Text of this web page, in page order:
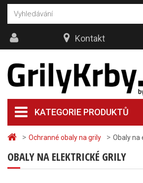
> Ochranné obaly na grily > Obaly na
OBALY NA ELEKTRICKÉ GRILY
KATEGORIE PRODUKTŮ
Kontakt